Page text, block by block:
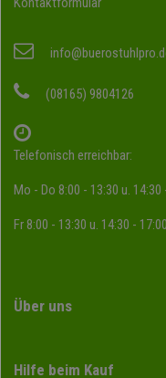
(08165) 9804126
Telefonisch erreichbar:
Mo - Do 8:00 - 13:30 u. 14:30
Fr 8:00 - 13:30 u. 14:30 -
Über uns
Hilfe beim Kauf